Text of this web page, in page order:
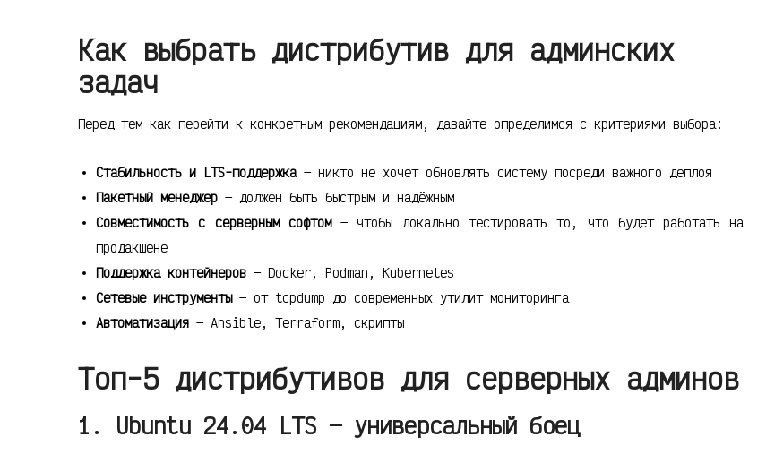
Как выбрать дистрибутив для админских
задач
Перед тем как перейти к конкретным рекомендациям, давайте определимся с критериями выбора:
Стабильность и LTS-поддержка— никто не хочет обновлять систему посреди важного деплоя
Пакетный менеджер — должен быть быстрым и надёжным
Совместимость с серверным софтом— чтобы локально тестировать то, что будет работать на
продакшене
Поддержка контейнеров — Docker, Podman, Kubernetes
Сетевые инструменты— от tcpdump до современных утилит мониторинга
Автоматизация — Ansible, Terraform, скрипты
Топ-5 дистрибутивов для серверных админов
1. Ubuntu 24.04 LTS — универсальный боец